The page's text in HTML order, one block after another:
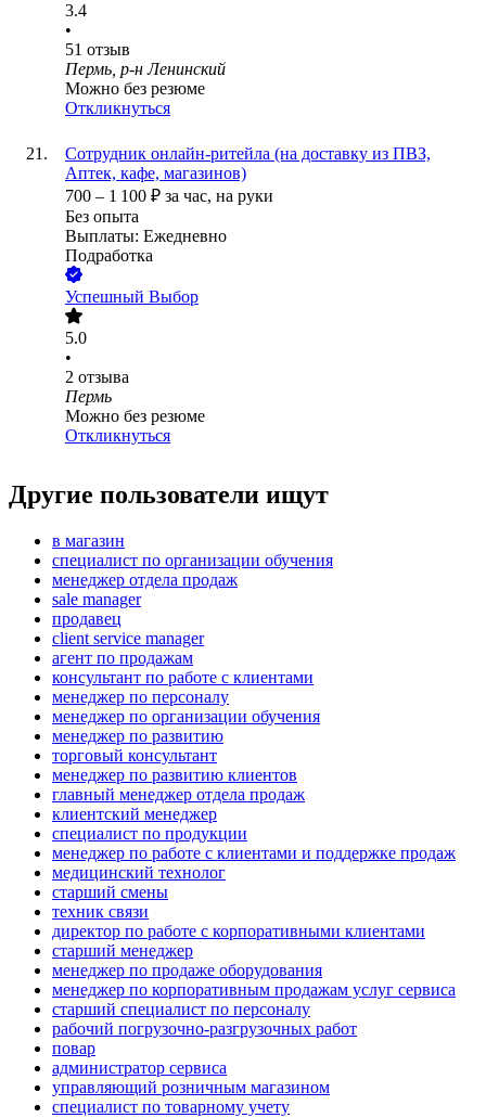
3.4
•
51 отзыв
Пермь, р-н Ленинский
Можно без резюме
Откликнуться
Сотрудник онлайн-ритейла (на доставку из ПВЗ,
Аптек, кафе, магазинов)
700 – 1 100 ₽ за час, на руки
Без опыта
Выплаты: Ежедневно
Подработка
Успешный Выбор
5.0
•
2 отзыва
Пермь
Можно без резюме
Откликнуться
Другие пользователи ищут
в магазин
специалист по организации обучения
менеджер отдела продаж
sale manager
продавец
client service manager
агент по продажам
консультант по работе с клиентами
менеджер по персоналу
менеджер по организации обучения
менеджер по развитию
торговый консультант
менеджер по развитию клиентов
главный менеджер отдела продаж
клиентский менеджер
специалист по продукции
менеджер по работе с клиентами и поддержке продаж
медицинский технолог
старший смены
техник связи
директор по работе с корпоративными клиентами
старший менеджер
менеджер по продаже оборудования
менеджер по корпоративным продажам услуг сервиса
старший специалист по персоналу
рабочий погрузочно-разгрузочных работ
повар
администратор сервиса
управляющий розничным магазином
специалист по товарному учету